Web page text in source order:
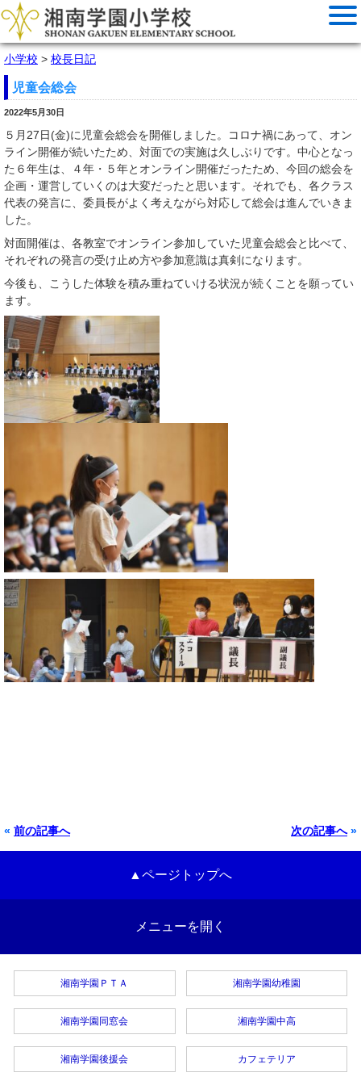
小学校 > 校長日記
児童会総会
2022年5月30日
５月27日(金)に児童会総会を開催しました。コロナ禍にあって、オン
ライン開催が続いたため、対面での実施は久しぶりです。中心となっ
た６年生は、４年・５年とオンライン開催だったため、今回の総会を
企画・運営していくのは大変だったと思います。それでも、各クラス
代表の発言に、委員長がよく考えながら対応して総会は進んでいきま
した。
対面開催は、各教室でオンライン参加していた児童会総会と比べて、
それぞれの発言の受け止め方や参加意識は真剣になります。
今後も、こうした体験を積み重ねていける状況が続くことを願ってい
ます。
« 前の記事へ 次の記事へ»
▲ページトップへ
メニューを開く
湘南学園ＰＴＡ
湘南学園同窓会
湘南学園後援会
湘南学園幼稚園
湘南学園中高
カフェテリア